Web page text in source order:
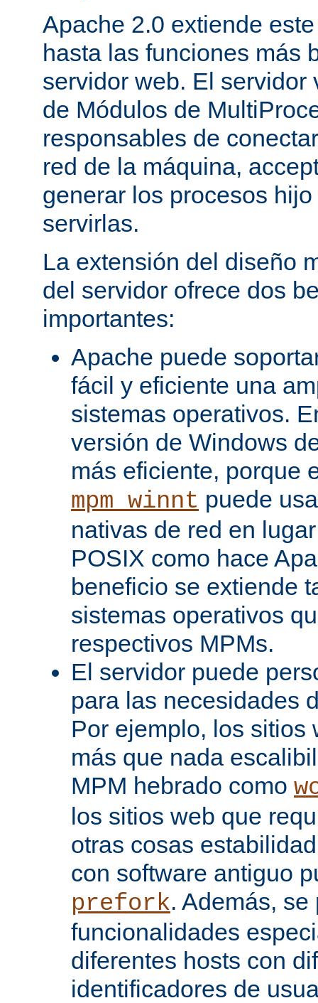
Apache 2.0 extiende
hasta las funciones más
servidor web. El servidor
de Módulos de
responsables de
red de la máquina,
generar los procesos
servirlas.
La extensión del diseño
del servidor ofrece dos
importantes:
Apache puede
fácil y eficiente una
sistemas operativos.
versión de Windows
más eficiente, porque
mpm_winnt puede
nativas de red en
POSIX como hace
beneficio se extiende
sistemas operativos
respectivos MPMs.
El servidor puede
para las necesidades
Por ejemplo, los sitios
más que nada
MPM hebrado como
los sitios web que
otras cosas
con software antiguo
prefork. Además,
funcionalidades
diferentes hosts con
identificadores de